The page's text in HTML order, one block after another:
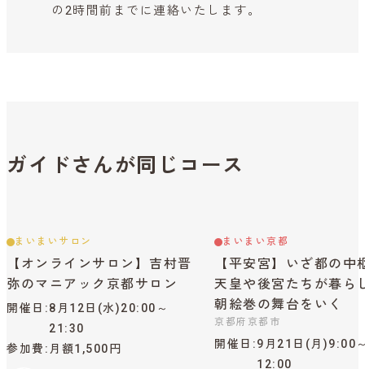
の2時間前までに連絡いたします。
ガイドさんが同じコース
まいまいサロン
【オンラインサロン】吉村晋
弥のマニアック京都サロン
開催日
8月12日(水)20:00～
21:30
参加費
月額1,500円
まいまい京都
【平安宮】いざ都の中
天皇や後宮たちが暮ら
朝絵巻の舞台をいく
京都府京都市
開催日
9月21日(月)9:00
12:00